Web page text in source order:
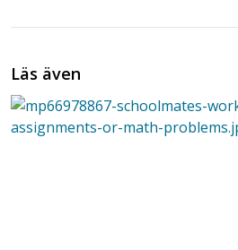
Läs även